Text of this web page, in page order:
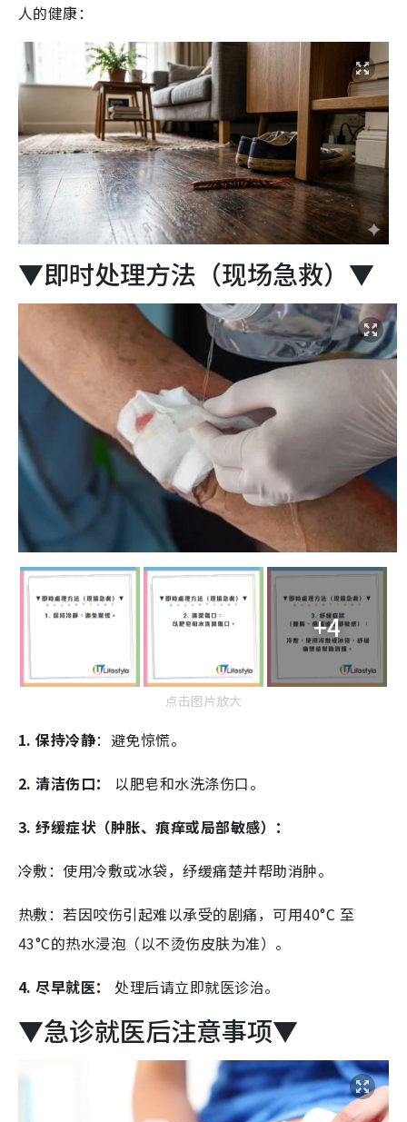
人的健康：
▼即时处理方法（现场急救）▼
+4
点击图片放大
1. 保持冷静：避免惊慌。
2. 清洁伤口：
以肥皂和水洗涤伤口。
3. 纾缓症状（肿胀、痕痒或局部敏感）：
冷敷：使用冷敷或冰袋，纾缓痛楚并帮助消肿。
热敷：若因咬伤引起难以承受的剧痛，可用40°C 至
43°C的热水浸泡（以不烫伤皮肤为准）。
4. 尽早就医：
处理后请立即就医诊治。
▼急诊就医后注意事项▼